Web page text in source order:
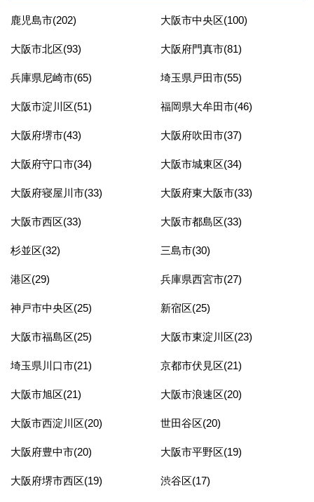
鹿児島市(202) 大阪市中央区(100)
大阪市北区(93) 大阪府門真市(81)
兵庫県尼崎市(65) 埼玉県戸田市(55)
大阪市淀川区(51) 福岡県大牟田市(46)
大阪府堺市(43) 大阪府吹田市(37)
大阪府守口市(34) 大阪市城東区(34)
大阪府寝屋川市(33) 大阪府東大阪市(33)
大阪市西区(33) 大阪市都島区(33)
杉並区(32) 三島市(30)
港区(29) 兵庫県西宮市(27)
神戸市中央区(25) 新宿区(25)
大阪市福島区(25) 大阪市東淀川区(23)
埼玉県川口市(21) 京都市伏見区(21)
大阪市旭区(21) 大阪市浪速区(20)
大阪市西淀川区(20) 世田谷区(20)
大阪府豊中市(20) 大阪市平野区(19)
大阪府堺市西区(19) 渋谷区(17)